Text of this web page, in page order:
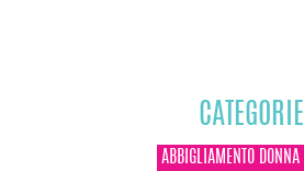
CATEGORIE
ABBIGLIAMENTO DONNA